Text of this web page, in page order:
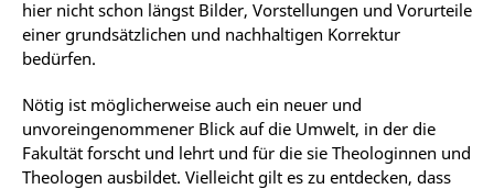
hier nicht schon längst Bilder, Vorstellungen und Vorurteile
einer grundsätzlichen und nachhaltigen Korrektur
bedürfen.
Nötig ist möglicherweise auch ein neuer und
unvoreingenommener Blick auf die Umwelt, in der die
Fakultät forscht und lehrt und für die sie Theologinnen und
Theologen ausbildet. Vielleicht gilt es zu entdecken, dass